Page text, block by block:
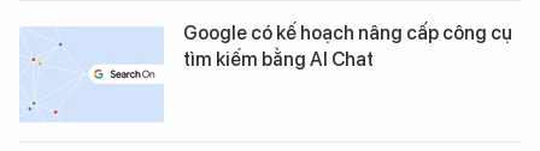
Google có kế hoạch nâng cấp công cụ
tìm kiếm bằng AI Chat